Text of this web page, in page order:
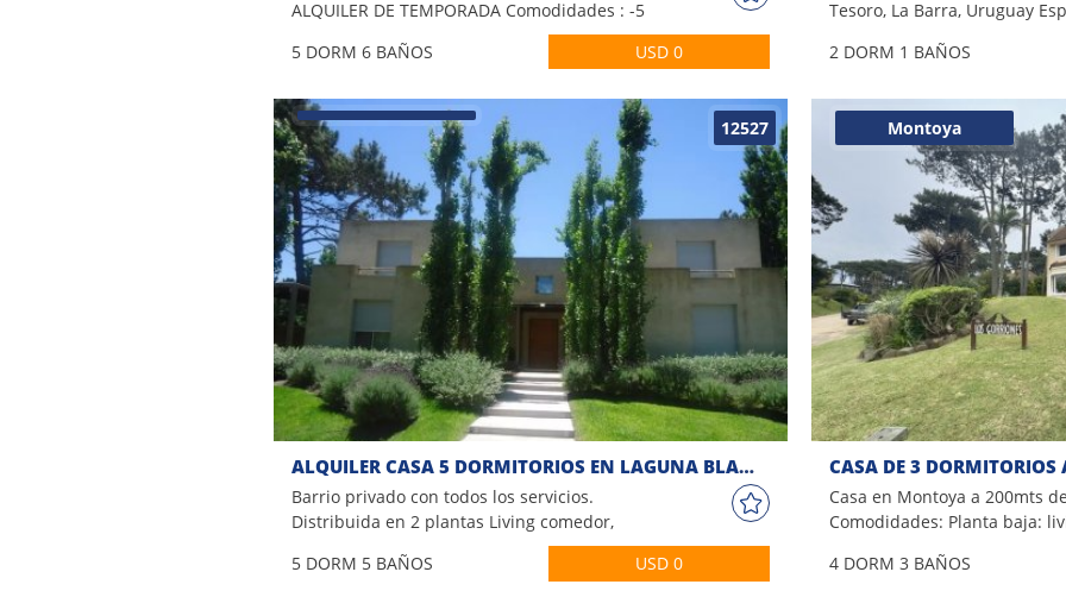
ALQUILER DE TEMPORADA Comodidades : -5
dormitorios 5 en suite -Piscina Climatizada -
Amplia Cocina -Cocina con Desayunador -
mas información conversa con nosotros!
5 DORM 6 BAÑOS USD 0
Tesoro, La Barra, Uruguay
de 2 dormitorios, amplio
cocina integrada, 1 baño.
amplia terraza con parrillero
con bonito jardín. Ideal
familia ¡CONSULTE!
2 DORM 1 BAÑOS
12527
ALQUILER CASA 5 DORMITORIOS EN LAGUNA BLANCA, MANANTIALES
Barrio privado con todos los servicios.
Distribuida en 2 plantas Living comedor,
cocina definida, 5 dormitorios en suite,
toilette, dependencia de servicio con baño,
5 DORM 5 BAÑOS USD 0
Montoya
CASA DE 3
Casa en Montoya a 200mts
Comodidades: Planta baja:
luminoso, comedor
independiente, dependencia
4 DORM 3 BAÑOS